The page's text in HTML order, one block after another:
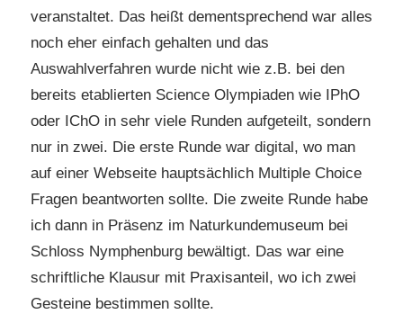
veranstaltet. Das heißt dementsprechend war alles
noch eher einfach gehalten und das
Auswahlverfahren wurde nicht wie z.B. bei den
bereits etablierten Science Olympiaden wie IPhO
oder IChO in sehr viele Runden aufgeteilt, sondern
nur in zwei. Die erste Runde war digital, wo man
auf einer Webseite hauptsächlich Multiple Choice
Fragen beantworten sollte. Die zweite Runde habe
ich dann in Präsenz im Naturkundemuseum bei
Schloss Nymphenburg bewältigt. Das war eine
schriftliche Klausur mit Praxisanteil, wo ich zwei
Gesteine bestimmen sollte.